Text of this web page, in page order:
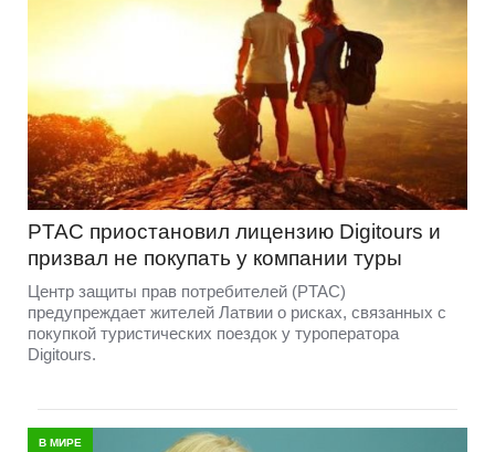
PTAC приостановил лицензию Digitours и
призвал не покупать у компании туры
Центр защиты прав потребителей (PTAC)
предупреждает жителей Латвии о рисках, связанных с
покупкой туристических поездок у туроператора
Digitours.
В МИРЕ